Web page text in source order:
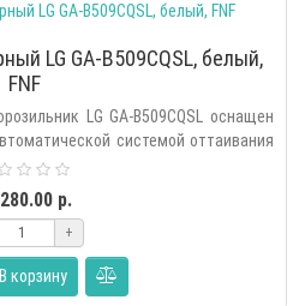
LG GA-B509CQSL, белый,
FNF
LG GA-B509CQSL оснащен
системой оттаивания
р.
+
В корзину